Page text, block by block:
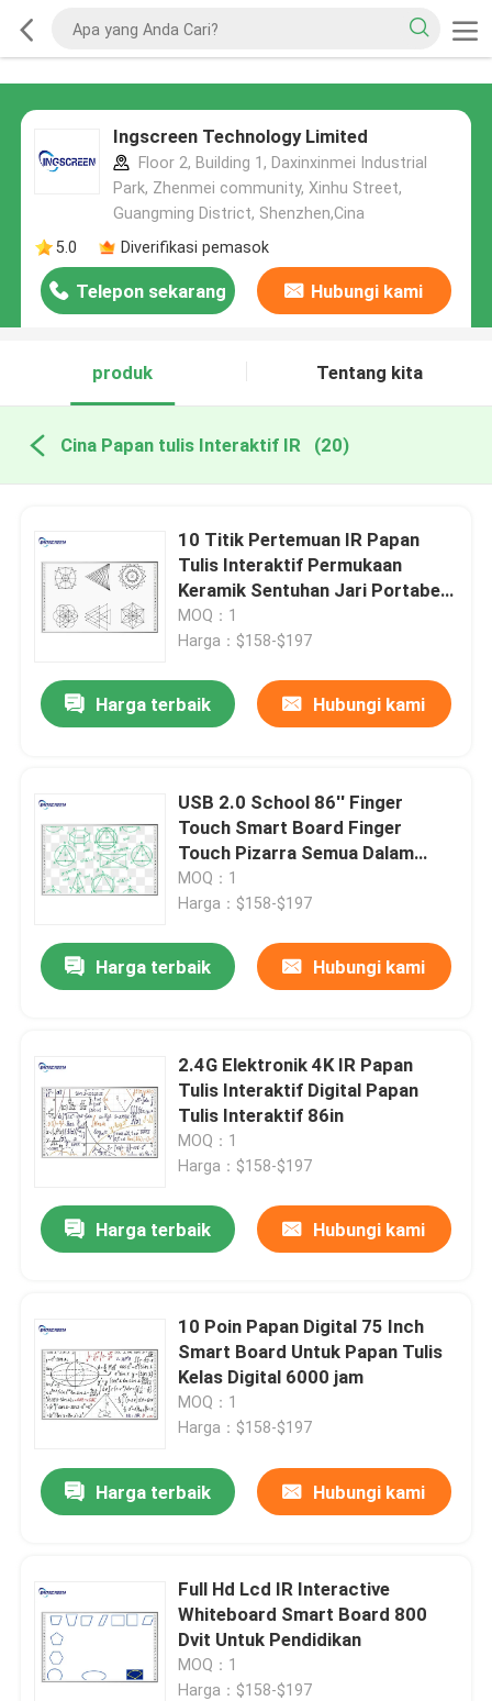
Ingscreen Technology Limited
Floor 2, Building 1, Daxinxinmei Industrial
Park, Zhenmei community, Xinhu Street,
Guangming District, Shenzhen,Cina
5.0
Diverifikasi pemasok
Telepon sekarang Hubungi kami
produk Tentang kita
Cina Papan tulis Interaktif IR (20)
10 Titik Pertemuan IR Papan
Tulis Interaktif Permukaan
Keramik Sentuhan Jari Portabel
Interaktif
MOQ：1
Harga：$158-$197
Harga terbaik Hubungi kami
USB 2.0 School 86'' Finger
Touch Smart Board Finger
Touch Pizarra Semua Dalam
Satu Papan Tulis
MOQ：1
Harga：$158-$197
Harga terbaik Hubungi kami
2.4G Elektronik 4K IR Papan
Tulis Interaktif Digital Papan
Tulis Interaktif 86in
MOQ：1
Harga：$158-$197
Harga terbaik Hubungi kami
10 Poin Papan Digital 75 Inch
Smart Board Untuk Papan Tulis
Kelas Digital 6000 jam
MOQ：1
Harga：$158-$197
Harga terbaik Hubungi kami
Full Hd Lcd IR Interactive
Whiteboard Smart Board 800
Dvit Untuk Pendidikan
MOQ：1
Harga：$158-$197